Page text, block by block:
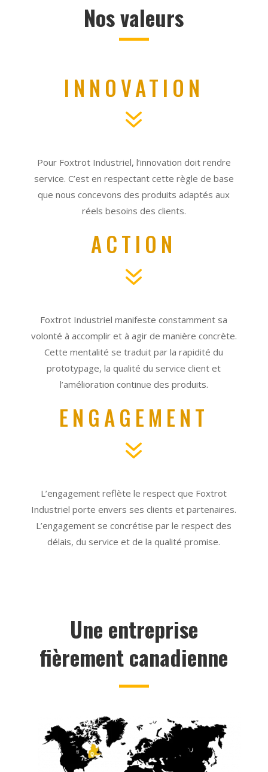
Nos valeurs
INNOVATION
7
Pour Foxtrot Industriel, l’innovation doit rendre
service. C’est en respectant cette règle de base
que nous concevons des produits adaptés aux
réels besoins des clients.
ACTION
7
Foxtrot Industriel manifeste constamment sa
volonté à accomplir et à agir de manière concrète.
Cette mentalité se traduit par la rapidité du
prototypage, la qualité du service client et
l’amélioration continue des produits.
ENGAGEMENT
7
L’engagement reflète le respect que Foxtrot
Industriel porte envers ses clients et partenaires.
L’engagement se concrétise par le respect des
délais, du service et de la qualité promise.
Une entreprise
fièrement canadienne